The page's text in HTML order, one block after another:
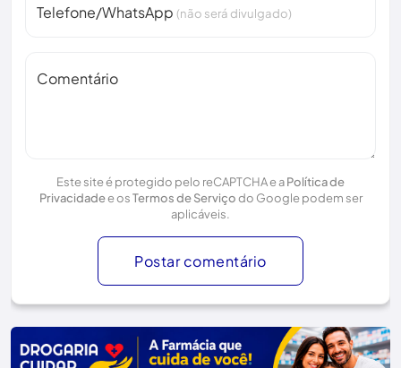
Telefone/WhatsApp (não será divulgado)
Comentário
Este site é protegido pelo reCAPTCHA e aPolítica de
Privacidadee osTermos de Serviçodo Google podem ser
aplicáveis.
Postar comentário